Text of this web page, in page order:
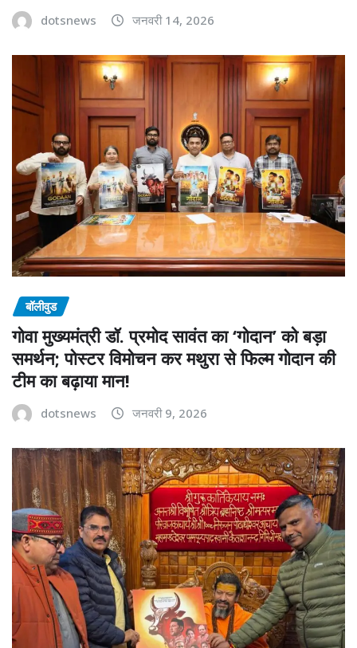
dotsnews जनवरी 14, 2026
बॉलीवुड
गोवा मुख्यमंत्री डॉ. प्रमोद सावंत का ‘गोदान’ को बड़ा
समर्थन; पोस्टर विमोचन कर मथुरा से फिल्म गोदान की
टीम का बढ़ाया मान!
dotsnews जनवरी 9, 2026